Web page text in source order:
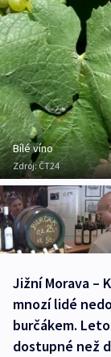
Bílé víno
Zdroj: ČT24
Jižní Morava –
mnozí lidé
burčákem.
dostupné než